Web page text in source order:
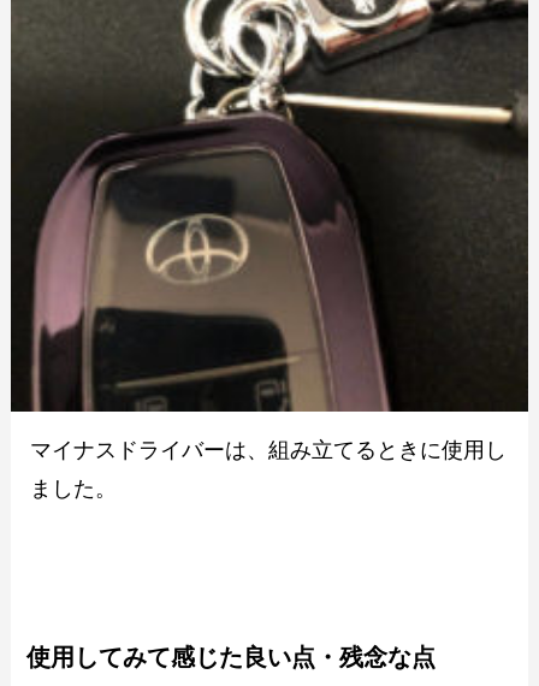
マイナスドライバーは、組み立てるときに使用し
ました。
使用してみて感じた良い点・残念な点